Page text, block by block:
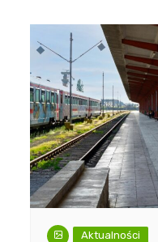
Aktualności